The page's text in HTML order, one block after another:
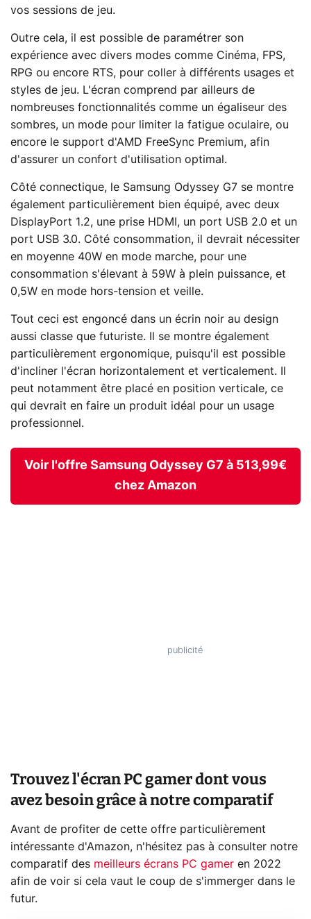
vos sessions de jeu.
Outre cela, il est possible de paramétrer son
expérience avec divers modes comme Cinéma, FPS,
RPG ou encore RTS, pour coller à différents usages et
styles de jeu. L'écran comprend par ailleurs de
nombreuses fonctionnalités comme un égaliseur des
sombres, un mode pour limiter la fatigue oculaire, ou
encore le support d'AMD FreeSync Premium, afin
d'assurer un confort d'utilisation optimal.
Côté connectique, le Samsung Odyssey G7 se montre
également particulièrement bien équipé, avec deux
DisplayPort 1.2, une prise HDMI, un port USB 2.0 et un
port USB 3.0. Côté consommation, il devrait nécessiter
en moyenne 40W en mode marche, pour une
consommation s'élevant à 59W à plein puissance, et
0,5W en mode hors-tension et veille.
Tout ceci est engoncé dans un écrin noir au design
aussi classe que futuriste. Il se montre également
particulièrement ergonomique, puisqu'il est possible
d'incliner l'écran horizontalement et verticalement. Il
peut notamment être placé en position verticale, ce
qui devrait en faire un produit idéal pour un usage
professionnel.
Voir l'offre Samsung Odyssey G7 à 513,99€
chez Amazon
Trouvez l'écran PC gamer dont vous
avez besoin grâce à notre comparatif
Avant de profiter de cette offre particulièrement
intéressante d'Amazon, n'hésitez pas à consulter notre
comparatif des meilleurs écrans PC gamer en 2022
afin de voir si cela vaut le coup de s'immerger dans le
futur.